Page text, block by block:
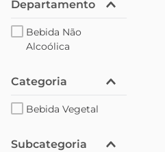
Departamento
Bebida Não
Alcoólica
Categoria
Bebida Vegetal
Subcategoria